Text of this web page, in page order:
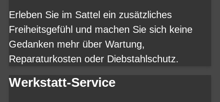
Erleben Sie im Sattel ein zusätzliches
Freiheitsgefühl und machen Sie sich keine
Gedanken mehr über Wartung,
Reparaturkosten oder Diebstahlschutz.
Werkstatt-Service